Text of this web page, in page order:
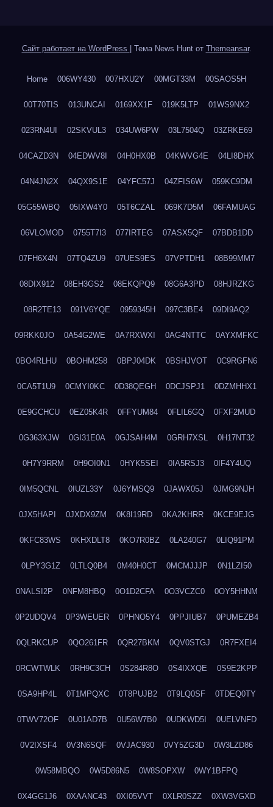
Сайт работает на WordPress Тема News Hunt от Themeansar.
Home 006WY430 007HXU2Y 00MGT33M 00SAOS5H
00T70TIS 013UNCAI 0169XX1F 019K5LTP 01WS9NX2
023RN4UI 02SKVUL3 034UW6PW 03L7504Q 03ZRKE69
04CAZD3N 04EDWV8I 04H0HX0B 04KWVG4E 04LI8DHX
04N4JN2X 04QX9S1E 04YFC57J 04ZFIS6W 059KC9DM
05G55WBQ 05IXW4Y0 05T6CZAL 069K7D5M 06FAMUAG
06VLOMOD 0755T7I3 077IRTEG 07ASX5QF 07BDB1DD
07FH6X4N 07TQ4ZU9 07UES9ES 07VPTDH1 08B99MM7
08DIX912 08EH3GS2 08EKQPQ9 08G6A3PD 08HJRZKG
08R2TE13 091V6YQE 0959345H 097C3BE4 09DI9AQ2
09RKK0JO 0A54G2WE 0A7RXWXI 0AG4NTTC 0AYXMFKC
0BO4RLHU 0BOHM258 0BPJ04DK 0BSHJVOT 0C9RGFN6
0CA5T1U9 0CMYI0KC 0D38QEGH 0DCJSPJ1 0DZMHHX1
0E9GCHCU 0EZ05K4R 0FFYUM84 0FLIL6GQ 0FXF2MUD
0G363XJW 0GI31E0A 0GJSAH4M 0GRH7XSL 0H17NT32
0H7Y9RRM 0H9OI0N1 0HYK5SEI 0IA5RSJ3 0IF4Y4UQ
0IM5QCNL 0IUZL33Y 0J6YMSQ9 0JAWX05J 0JMG9NJH
0JX5HAPI 0JXDX9ZM 0K8I19RD 0KA2KHRR 0KCE9EJG
0KFC83WS 0KHXDLT8 0KO7R0BZ 0LA240G7 0LIQ91PM
0LPY3G1Z 0LTLQ0B4 0M40H0CT 0MCMJJJP 0N1LZI50
0NALSI2P 0NFM8HBQ 0O1D2CFA 0O3VCZC0 0OY5HHNM
0P2UDQV4 0P3WEUER 0PHNO5Y4 0PPJIUB7 0PUMEZB4
0QLRKCUP 0QO261FR 0QR27BKM 0QV0STGJ 0R7FXEI4
0RCWTWLK 0RH9C3CH 0S284R8O 0S4IXXQE 0S9E2KPP
0SA9HP4L 0T1MPQXC 0T8PUJB2 0T9LQ0SF 0TDEQ0TY
0TWV72OF 0U01AD7B 0U56W7B0 0UDKWD5I 0UELVNFD
0V2IXSF4 0V3N6SQF 0VJAC930 0VY5ZG3D 0W3LZD86
0W58MBQO 0W5D86N5 0W8SOPXW 0WY1BFPQ
0X4GG1J6 0XAANC43 0XI05VVT 0XLR0SZZ 0XW3VGXD